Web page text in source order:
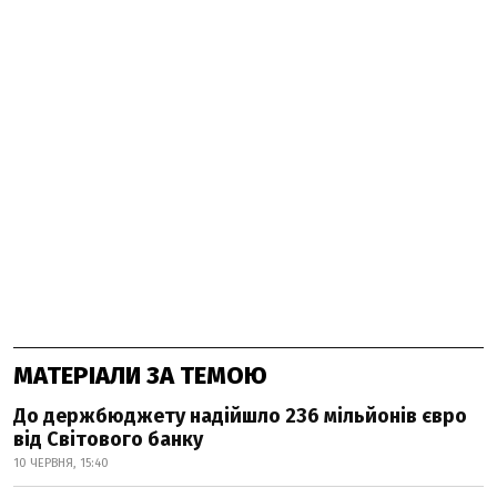
МАТЕРІАЛИ ЗА ТЕМОЮ
До держбюджету надійшло 236 мільйонів євро
від Світового банку
10 ЧЕРВНЯ, 15:40